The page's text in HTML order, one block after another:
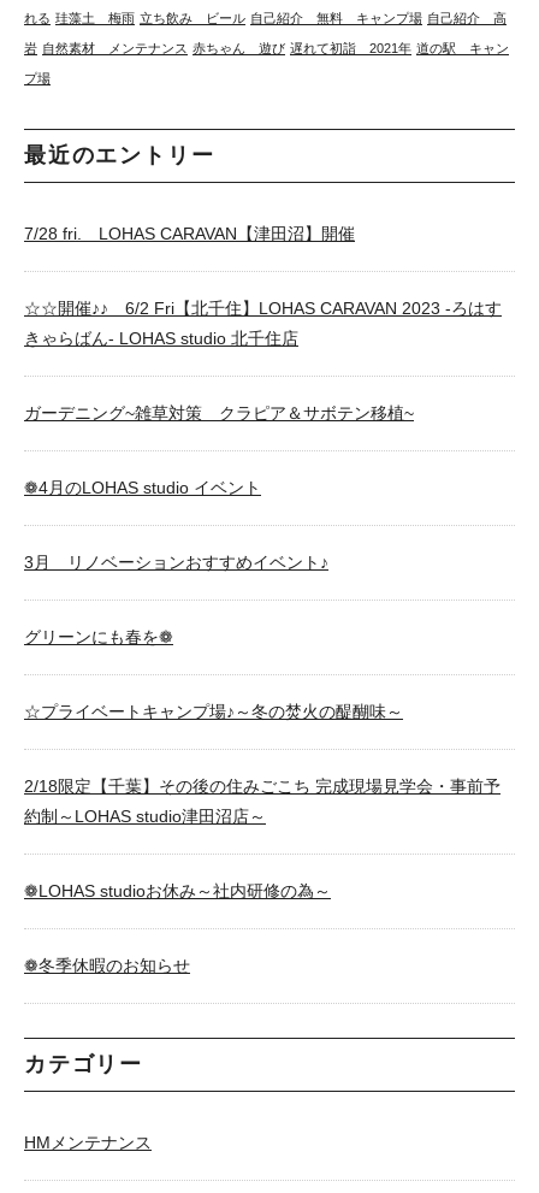
れる 珪藻土 梅雨 立ち飲み ビール 自己紹介 無料 キャンプ場 自己紹介 高
岩 自然素材 メンテナンス 赤ちゃん 遊び 遅れて初詣 2021年 道の駅 キャン
プ場
最近のエントリー
7/28 fri. LOHAS CARAVAN【津田沼】開催
☆☆開催♪♪ 6/2 Fri【北千住】LOHAS CARAVAN 2023 -ろはす
きゃらばん- LOHAS studio 北千住店
ガーデニング~雑草対策 クラピア＆サボテン移植~
❁4月のLOHAS studio イベント
3月 リノベーションおすすめイベント♪
グリーンにも春を❁
☆プライベートキャンプ場♪～冬の焚火の醍醐味～
2/18限定【千葉】その後の住みごこち 完成現場見学会・事前予
約制～LOHAS studio津田沼店～
❁LOHAS studioお休み～社内研修の為～
❁冬季休暇のお知らせ
カテゴリー
HMメンテナンス